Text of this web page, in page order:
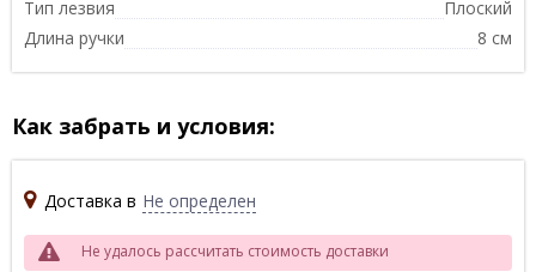
Тип лезвия
Плоский
Длина ручки
8 см
Как забрать и условия:
Доставка в Не определен
Не удалось рассчитать стоимость доставки